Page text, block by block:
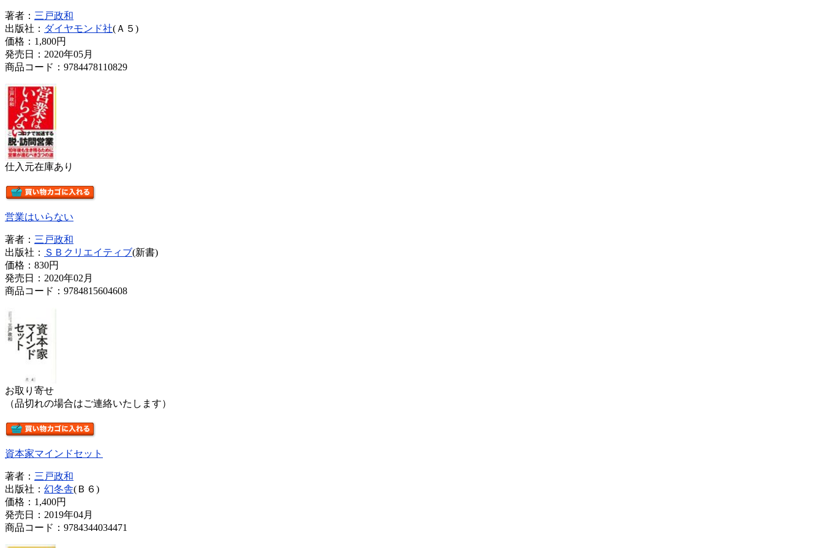
著者： 三戸政和
出版社： ダイヤモンド社(Ａ５)
価格： 1,800円
発売日：2020年05月
商品コード：9784478110829
仕入元在庫あり
営業はいらない
著者： 三戸政和
出版社：
ＳＢクリエイティブ(新書)
価格： 830円
発売日：2020年02月
商品コード：9784815604608
お取り寄せ
（品切れの場合はご連絡いたします）
資本家マインドセット
著者： 三戸政和
出版社： 幻冬舎(Ｂ６)
価格： 1,400円
発売日：2019年04月
商品コード：9784344034471